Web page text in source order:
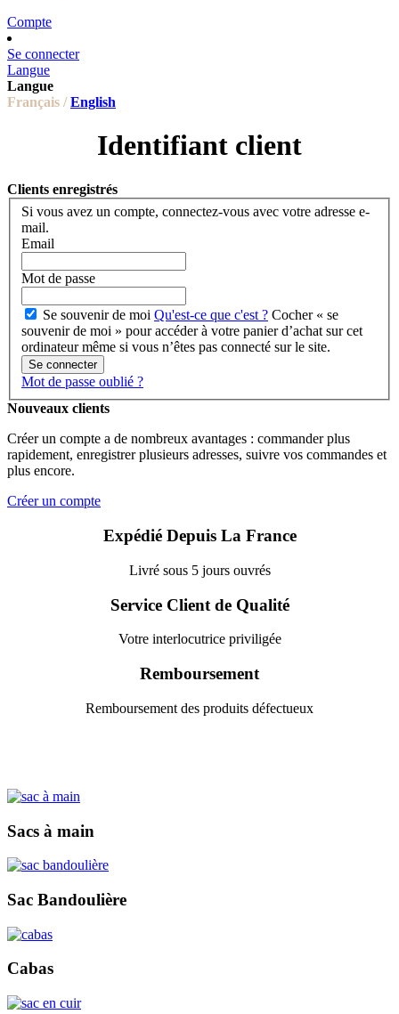
Compte
Se connecter
Langue
Langue
Français / English
Identifiant client
Clients enregistrés
Si vous avez un compte, connectez-vous avec votre adresse e-
mail.
Email
Mot de passe
Se souvenir de moi Qu'est-ce que c'est ? Cocher « se
souvenir de moi » pour accéder à votre panier d’achat sur cet
ordinateur même si vous n’êtes pas connecté sur le site.
Se connecter
Mot de passe oublié ?
Nouveaux clients
Créer un compte a de nombreux avantages : commander plus
rapidement, enregistrer plusieurs adresses, suivre vos commandes et
plus encore.
Créer un compte
Expédié Depuis La France
Livré sous 5 jours ouvrés
Service Client de Qualité
Votre interlocutrice priviligée
Remboursement
Remboursement des produits défectueux
Sacs à main
Sac Bandoulière
Cabas